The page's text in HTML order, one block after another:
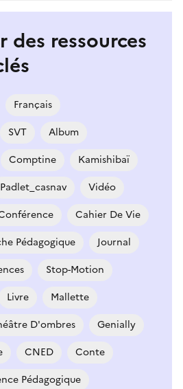
des ressources
Français
SVT
Album
Comptine
Kamishibaï
Padlet_casnav
Vidéo
Cahier De Vie
Pédagogique
Journal
Stop-Motion
Livre
Mallette
D'ombres
Genially
CNED
Conte
Pédagogique